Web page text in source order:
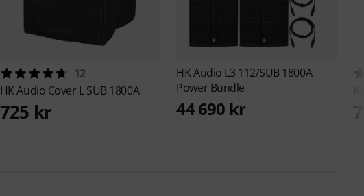
12
HK Audio Cover L SUB 1800A
725 kr
HK Audio L3 112/SUB 1800A
Power Bundle
44 690 kr